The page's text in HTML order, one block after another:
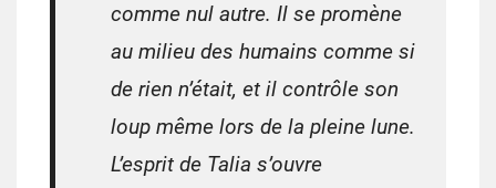
comme nul autre. Il se promène
au milieu des humains comme si
de rien n’était, et il contrôle son
loup même lors de la pleine lune.
L’esprit de Talia s’ouvre